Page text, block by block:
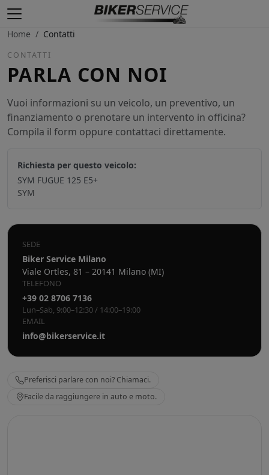
Home / Contatti
CONTATTI
PARLA CON NOI
Vuoi informazioni su un veicolo, un preventivo, un
finanziamento o prenotare un intervento in officina?
Compila il form oppure contattaci direttamente.
Richiesta per questo veicolo:
SYM FUGUE 125 E5+
SYM
SEDE
Biker Service Milano
Viale Ortles, 81 – 20141 Milano (MI)
TELEFONO
+39 02 8706 7136
Lun–Sab, 9:00–12:30 / 14:00–19:00
EMAIL
info@bikerservice.it
Preferisci parlare con noi? Chiamaci.
Facile da raggiungere in auto e moto.